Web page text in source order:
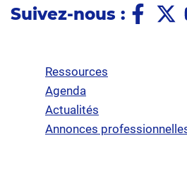
Suivez-nous :
Ressources
Agenda
Actualités
Annonces